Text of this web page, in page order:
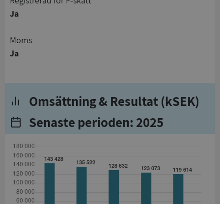
Ja
Moms
Ja
Omsättning & Resultat (kSEK)
Senaste perioden: 2025